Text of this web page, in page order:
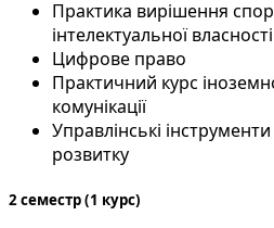
Практика вирішення
інтелектуальної власності
Цифрове право
Практичний курс
комунікації
Управлінські
розвитку
2 семестр (1 курс)